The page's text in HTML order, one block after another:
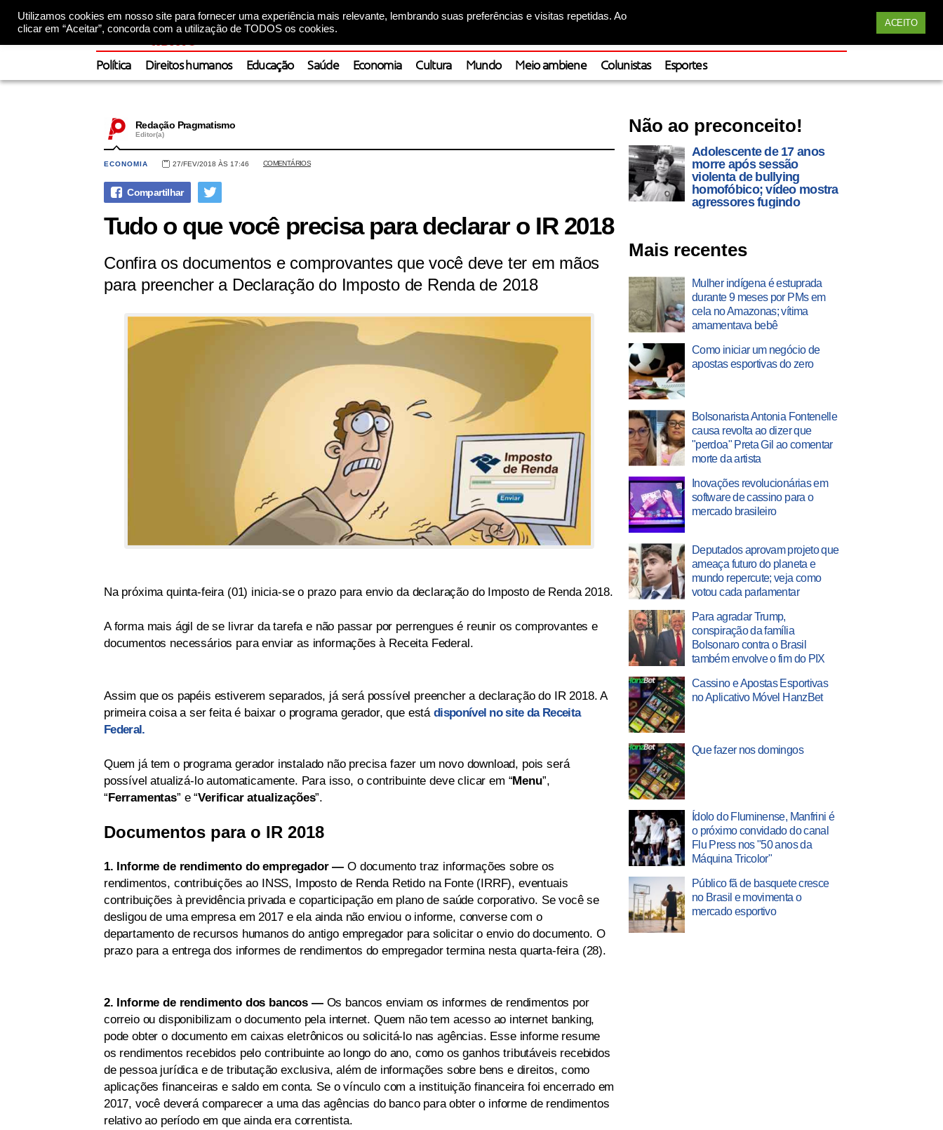
Utilizamos cookies em nosso site para fornecer uma experiência mais relevante, lembrando suas preferências e visitas repetidas. Ao
clicar em “Aceitar”, concorda com a utilização de TODOS os cookies.
ACEITO
Política Direitos humanos Educação Saúde Economia Cultura Mundo Meio ambiene Colunistas Esportes
Redação Pragmatismo
Editor(a)
ECONOMIA 27/FEV/2018 ÀS 17:46 COMENTÁRIOS
Tudo o que você precisa para declarar o IR 2018
Confira os documentos e comprovantes que você deve ter em mãos
para preencher a Declaração do Imposto de Renda de 2018
Na próxima quinta-feira (01) inicia-se o prazo para envio da declaração do Imposto de Renda 2018.
A forma mais ágil de se livrar da tarefa e não passar por perrengues é reunir os comprovantes e
documentos necessários para enviar as informações à Receita Federal.
Assim que os papéis estiverem separados, já será possível preencher a declaração do IR 2018. A
primeira coisa a ser feita é baixar o programa gerador, que está disponível no site da Receita
Federal.
Quem já tem o programa gerador instalado não precisa fazer um novo download, pois será
possível atualizá-lo automaticamente. Para isso, o contribuinte deve clicar em “Menu”,
“ Ferramentas” e “Verificar atualizações”.
Documentos para o IR 2018
1. Informe de rendimento do empregador — O documento traz informações sobre os
rendimentos, contribuições ao INSS, Imposto de Renda Retido na Fonte (IRRF), eventuais
contribuições à previdência privada e coparticipação em plano de saúde corporativo. Se você se
desligou de uma empresa em 2017 e ela ainda não enviou o informe, converse com o
departamento de recursos humanos do antigo empregador para solicitar o envio do documento. O
prazo para a entrega dos informes de rendimentos do empregador termina nesta quarta-feira (28).
2. Informe de rendimento dos bancos —Os bancos enviam os informes de rendimentos por
correio ou disponibilizam o documento pela internet. Quem não tem acesso ao internet banking,
pode obter o documento em caixas eletrônicos ou solicitá-lo nas agências. Esse informe resume
os rendimentos recebidos pelo contribuinte ao longo do ano, como os ganhos tributáveis recebidos
de pessoa jurídica e de tributação exclusiva, além de informações sobre bens e direitos, como
aplicações financeiras e saldo em conta. Se o vínculo com a instituição financeira foi encerrado em
2017, você deverá comparecer a uma das agências do banco para obter o informe de rendimentos
relativo ao período em que ainda era correntista.
Não ao preconceito!
Adolescente de 17 anos
morre após sessão
violenta de bullying
homofóbico; vídeo mostra
agressores fugindo
Mais recentes
Mulher indígena é estuprada
durante 9 meses por PMs em
cela no Amazonas; vítima
amamentava bebê
Como iniciar um negócio de
apostas esportivas do zero
Bolsonarista Antonia Fontenelle
causa revolta ao dizer que
"perdoa" Preta Gil ao comentar
morte da artista
Inovações revolucionárias em
software de cassino para o
mercado brasileiro
Deputados aprovam projeto que
ameaça futuro do planeta e
mundo repercute; veja como
votou cada parlamentar
Para agradar Trump,
conspiração da família
Bolsonaro contra o Brasil
também envolve o fim do PIX
Cassino e Apostas Esportivas
no Aplicativo Móvel HanzBet
Que fazer nos domingos
Ídolo do Fluminense, Manfrini é
o próximo convidado do canal
Flu Press nos "50 anos da
Máquina Tricolor"
Público fã de basquete cresce
no Brasil e movimenta o
mercado esportivo